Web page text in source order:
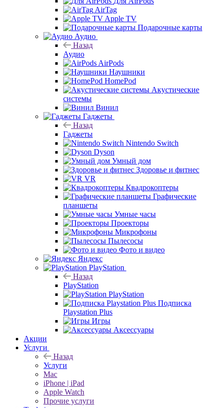
AirTag
Apple TV
Подарочные карты
Аудио
Назад
Аудио
AirPods
Наушники
HomePod
Акустические
системы
Винил
Гаджеты
Назад
Гаджеты
Nintendo Switch
Dyson
Умный дом
Здоровье и фитнес
VR
Квадрокоптеры
Графические
планшеты
Умные часы
Проекторы
Микрофоны
Пылесосы
Фото и видео
Яндекс
PlayStation
Назад
PlayStation
PlayStation
Подписка
Playstation Plus
Игры
Аксессуары
Акции
Услуги
Назад
Услуги
Mac
iPhone | iPad
Apple Watch
Прочие услуги